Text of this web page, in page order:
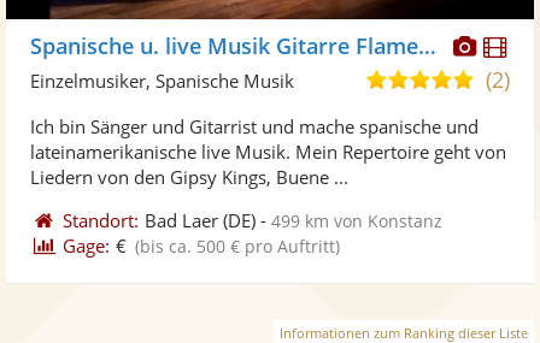
Spanische u. live Musik Gitarre Flamenco
4,8
5
(2)
Einzelmusiker, Spanische Musik
Ich bin Sänger und Gitarrist und mache spanische und
lateinamerikanische live Musik. Mein Repertoire geht von
Liedern von den Gipsy Kings, Buene ...
Standort: Bad Laer (DE) -499 km von Konstanz
Gage: € (bis ca. 500 € pro Auftritt)
Informationen zum Ranking dieser Liste